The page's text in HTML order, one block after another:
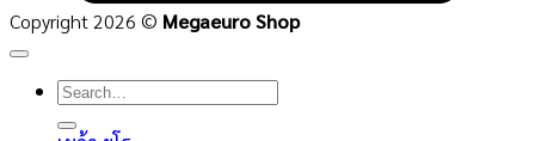
Copyright 2026 © Megaeuro Shop
Search
for: